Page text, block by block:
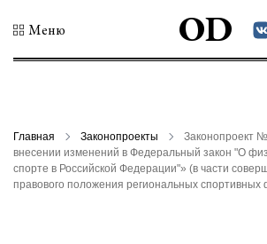
Меню OD
Главная Законопроекты
Законопроект
внесении изменений в Федеральный закон "О
спорте в Российской Федерации"» (в части
правового положения региональных